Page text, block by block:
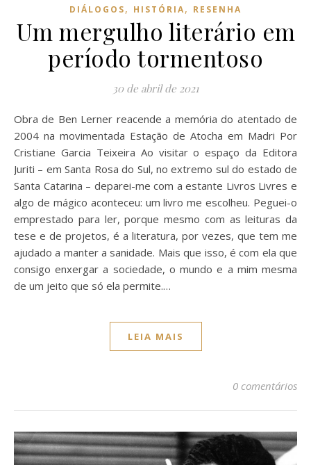
DIÁLOGOS, HISTÓRIA, RESENHA
Um mergulho literário em
período tormentoso
30 de abril de 2021
Obra de Ben Lerner reacende a memória do atentado de
2004 na movimentada Estação de Atocha em Madri Por
Cristiane Garcia Teixeira Ao visitar o espaço da Editora
Juriti – em Santa Rosa do Sul, no extremo sul do estado de
Santa Catarina – deparei-me com a estante Livros Livres e
algo de mágico aconteceu: um livro me escolheu. Peguei-o
emprestado para ler, porque mesmo com as leituras da
tese e de projetos, é a literatura, por vezes, que tem me
ajudado a manter a sanidade. Mais que isso, é com ela que
consigo enxergar a sociedade, o mundo e a mim mesma
de um jeito que só ela permite.…
LEIA MAIS
0 comentários